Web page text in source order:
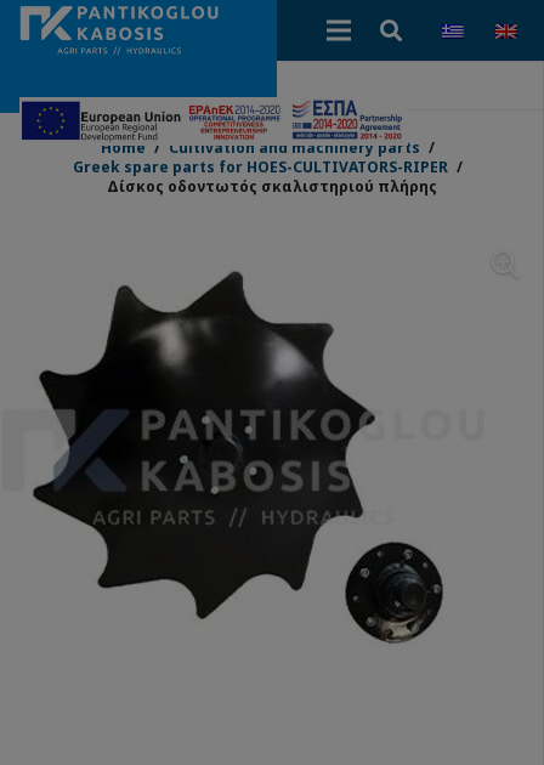
Home / Cultivation and machinery parts /
Greek spare parts for HOES-CULTIVATORS-RIPER /
Δίσκος οδοντωτός σκαλιστηριού πλήρης